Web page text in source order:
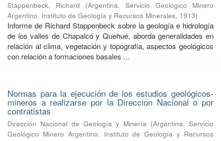
Stappenbeck, Richard (Argentina. Servicio Geológico Minero
Argentino. Instituto de Geología y Recursos Minerales, 1913)
Informe de Richard Stappenbeck sobre la geología e hidrología
de los valles de Chapalcó y Quehué, aborda generalidades en
relación al clima, vegetación y topografía, aspectos geológicos
con relación a formaciones basales ...
Normas para la ejecución de los estudios geológicos-
mineros a realizarse por la Dirección Nacional o por
contratistas
Dirección Nacional de Geología y Minería (Argentina. Servicio
Geológico Minero Argentino. Instituto de Geología y Recursos